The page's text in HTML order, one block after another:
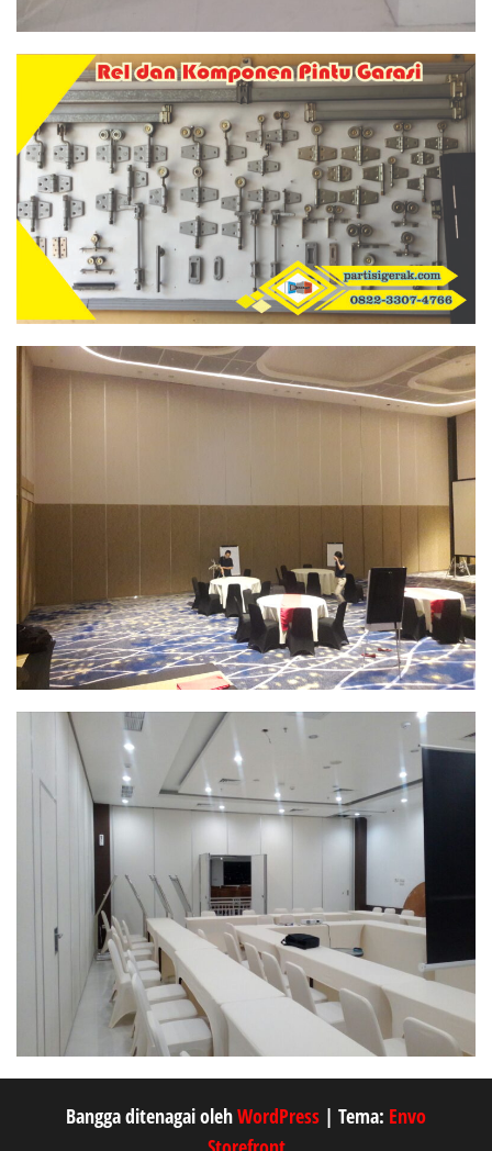
Bangga ditenagai olehWordPress | Tema: Envo